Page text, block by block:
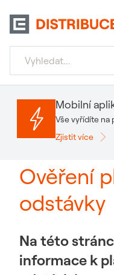
Ověření
odstávky
Na této
informace k
Mobilní
Vše vyřídíte na
Zjistit více